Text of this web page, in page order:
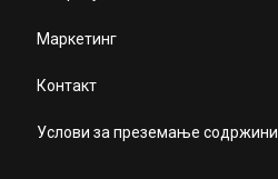
Маркетинг
Контакт
Услови за преземање содржини